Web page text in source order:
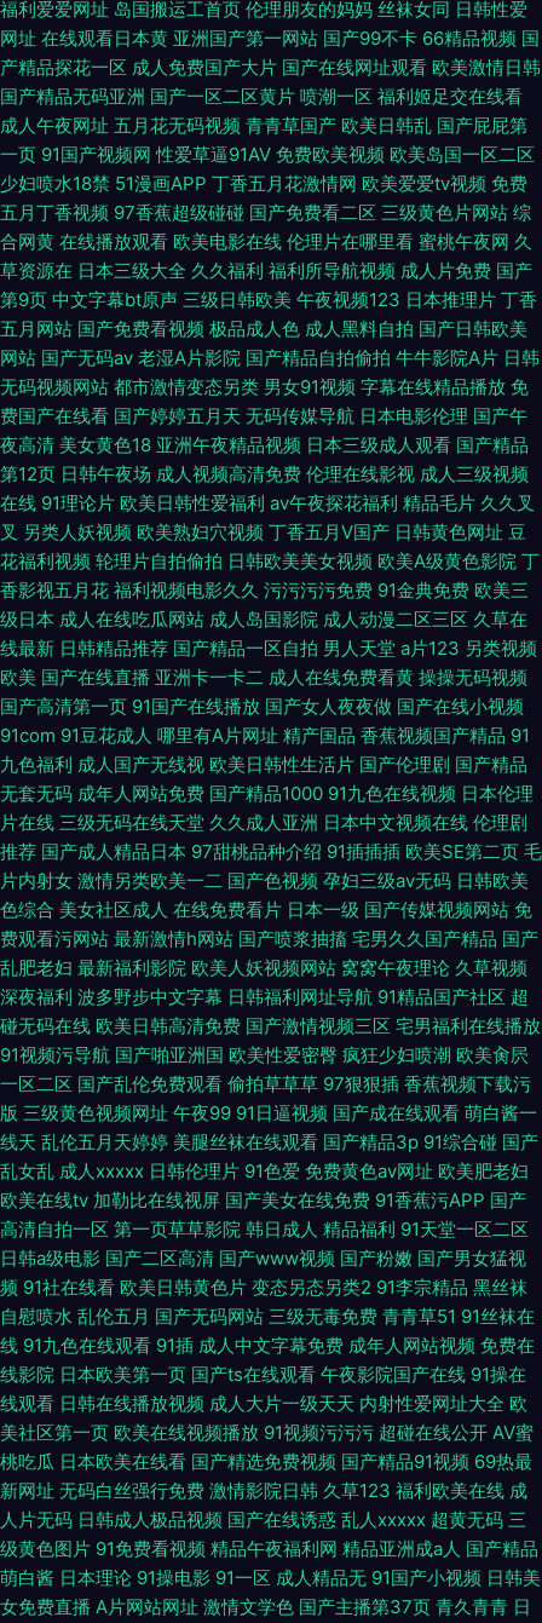
福利爱爱网址 岛国搬运工首页 伦理朋友的妈妈 丝袜女同 日韩性爱
网址 在线观看日本黄 亚洲国产第一网站 国产99不卡 66精品视频 国
产精品探花一区 成人免费国产大片 国产在线网址观看 欧美激情日韩
国产精品无码亚洲 国产一区二区黄片 喷潮一区 福利姬足交在线看
成人午夜网址 五月花无码视频 青青草国产 欧美日韩乱 国产屁屁第
一页 91国产视频网 性爱草逼91AV 免费欧美视频 欧美岛国一区二区
少妇喷水18禁 51漫画APP 丁香五月花激情网 欧美爱爱tv视频 免费
五月丁香视频 97香蕉超级碰碰 国产免费看二区 三级黄色片网站 综
合网黄 在线播放观看 欧美电影在线 伦理片在哪里看 蜜桃午夜网 久
草资源在 日本三级大全 久久福利 福利所导航视频 成人片免费 国产
第9页 中文字幕bt原声 三级日韩欧美 午夜视频123 日本推理片 丁香
五月网站 国产免费看视频 极品成人色 成人黑料自拍 国产日韩欧美
网站 国产无码av 老湿A片影院 国产精品自拍偷拍 牛牛影院A片 日韩
无码视频网站 都市激情变态另类 男女91视频 字幕在线精品播放 免
费国产在线看 国产婷婷五月天 无码传媒导航 日本电影伦理 国产午
夜高清 美女黄色18 亚洲午夜精品视频 日本三级成人观看 国产精品
第12页 日韩午夜场 成人视频高清免费 伦理在线影视 成人三级视频
在线 91理论片 欧美日韩性爱福利 av午夜探花福利 精品毛片 久久叉
叉 另类人妖视频 欧美熟妇穴视频 丁香五月V国产 日韩黄色网址 豆
花福利视频 轮理片自拍偷拍 日韩欧美美女视频 欧美A级黄色影院 丁
香影视五月花 福利视频电影久久 污污污污免费 91金典免费 欧美三
级日本 成人在线吃瓜网站 成人岛国影院 成人动漫二区三区 久草在
线最新 日韩精品推荐 国产精品一区自拍 男人天堂 a片123 另类视频
欧美 国产在线直播 亚洲卡一卡二 成人在线免费看黄 操操无码视频
国产高清第一页 91国产在线播放 国产女人夜夜做 国产在线小视频
91com 91豆花成人 哪里有A片网址 精产国品 香蕉视频国产精品 91
九色福利 成人国产无线视 欧美日韩性生活片 国产伦理剧 国产精品
无套无码 成年人网站免费 国产精品1000 91九色在线视频 日本伦理
片在线 三级无码在线天堂 久久成人亚洲 日本中文视频在线 伦理剧
推荐 国产成人精品日本 97甜桃品种介绍 91插插插 欧美SE第二页 毛
片内射女 激情另类欧美一二 国产色视频 孕妇三级av无码 日韩欧美
色综合 美女社区成人 在线免费看片 日本一级 国产传媒视频网站 免
费观看污网站 最新激情h网站 国产喷浆抽搐 宅男久久国产精品 国产
乱肥老妇 最新福利影院 欧美人妖视频网站 窝窝午夜理论 久草视频
深夜福利 波多野步中文字幕 日韩福利网址导航 91精品国产社区 超
碰无码在线 欧美日韩高清免费 国产激情视频三区 宅男福利在线播放
91视频污导航 国产啪亚洲国 欧美性爱密臀 疯狂少妇喷潮 欧美肏屄
一区二区 国产乱伦免费观看 偷拍草草草 97狠狠插 香蕉视频下载污
版 三级黄色视频网址 午夜99 91日逼视频 国产成在线观看 萌白酱一
线天 乱伦五月天婷婷 美腿丝袜在线观看 国产精品3p 91综合碰 国产
乱女乱 成人xxxxx 日韩伦理片 91色爱 免费黄色av网址 欧美肥老妇
欧美在线tv 加勒比在线视屏 国产美女在线免费 91香蕉污APP 国产
高清自拍一区 第一页草草影院 韩日成人 精品福利 91天堂一区二区
日韩a级电影 国产二区高清 国产www视频 国产粉嫩 国产男女猛视
频 91社在线看 欧美日韩黄色片 变态另态另类2 91李宗精品 黑丝袜
自慰喷水 乱伦五月 国产无码网站 三级无毒免费 青青草51 91丝袜在
线 91九色在线观看 91插 成人中文字幕免费 成年人网站视频 免费在
线影院 日本欧美第一页 国产ts在线观看 午夜影院国产在线 91操在
线观看 日韩在线播放视频 成人大片一级天天 内射性爱网址大全 欧
美社区第一页 欧美在线视频播放 91视频污污污 超碰在线公开 AV蜜
桃吃瓜 日本欧美在线看 国产精选免费视频 国产精品91视频 69热最
新网址 无码白丝强行免费 激情影院日韩 久草123 福利欧美在线 成
人片无码 日韩成人极品视频 国产在线诱惑 乱人xxxxx 超黄无码 三
级黄色图片 91免费看视频 精品午夜福利网 精品亚洲成a人 国产精品
萌白酱 日本理论 91操电影 91一区 成人精品无 91国产小视频 日韩美
女免费直播 A片网站网址 激情文学色 国产主播第37页 青久青青 日